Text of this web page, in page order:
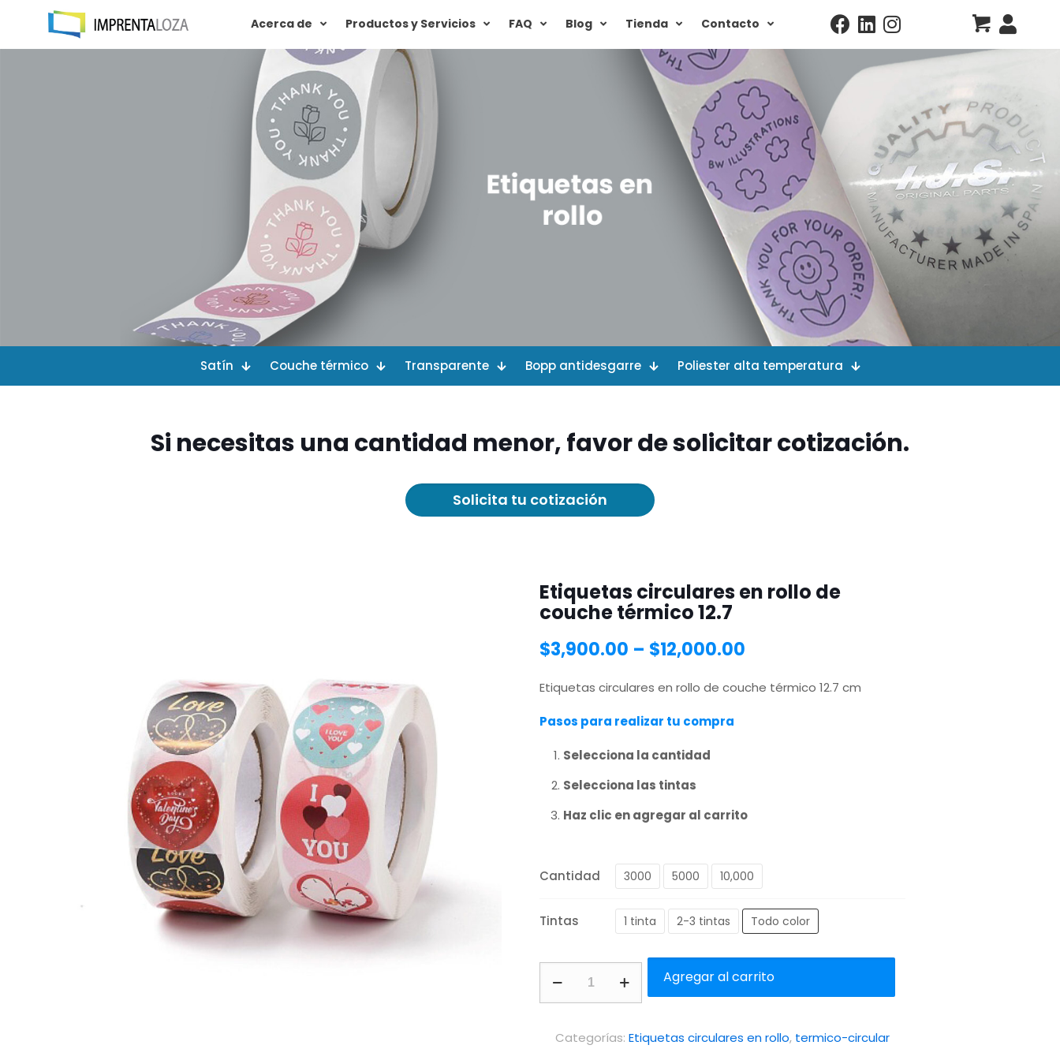
Acerca de Productos y Servicios FAQ Blog Tienda Contacto
Satín Couche térmico Transparente Bopp antidesgarre Poliester alta temperatura
Si necesitas una cantidad menor, favor de solicitar cotización.
Solicita tu cotización
Etiquetas circulares en rollo de
couche térmico 12.7
$3,900.00 – $12,000.00
Etiquetas circulares en rollo de couche térmico 12.7 cm
Pasos para realizar tu compra
Selecciona la cantidad
Selecciona las tintas
Haz clic en agregar al carrito
Cantidad 3000 5000 10,000
Tintas 1 tinta 2-3 tintas Todo color
rollo
Agregar al carrito
Categorías: Etiquetas circulares en rollo, termico-circular